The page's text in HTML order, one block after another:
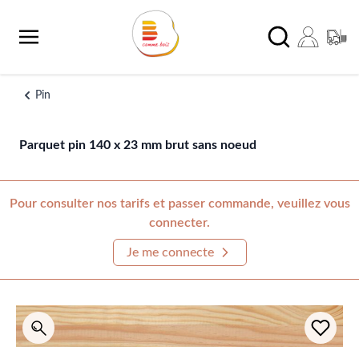
Chercher
Pin
Parquet pin 140 x 23 mm brut sans noeud
Pour consulter nos tarifs et passer commande, veuillez vous
connecter.
Je me connecte